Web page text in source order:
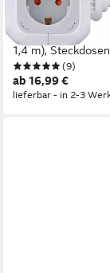
(nicht vorhanden,
1,4 m),
(9)
ab 16,99 €
lieferbar - in 2-3